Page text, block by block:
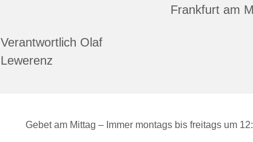
Frankfurt am
Verantwortlich Olaf
Lewerenz
Gebet am Mittag – Immer montags bis freitags um